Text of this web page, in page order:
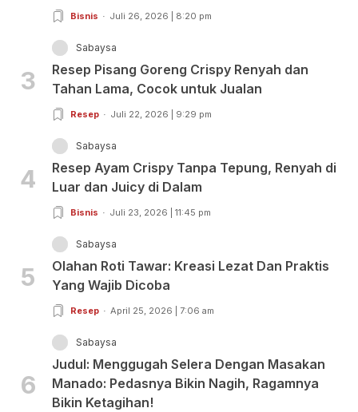
Bisnis Juli 26, 2026 | 8:20 pm
3
Sabaysa
Resep Pisang Goreng Crispy Renyah dan
Tahan Lama, Cocok untuk Jualan
Resep Juli 22, 2026 | 9:29 pm
4
Sabaysa
Resep Ayam Crispy Tanpa Tepung, Renyah di
Luar dan Juicy di Dalam
Bisnis Juli 23, 2026 | 11:45 pm
5
Sabaysa
Olahan Roti Tawar: Kreasi Lezat Dan Praktis
Yang Wajib Dicoba
Resep April 25, 2026 | 7:06 am
6
Sabaysa
Judul: Menggugah Selera Dengan Masakan
Manado: Pedasnya Bikin Nagih, Ragamnya
Bikin Ketagihan!